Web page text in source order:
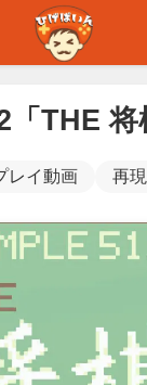
THE 将
レイ動画 再現